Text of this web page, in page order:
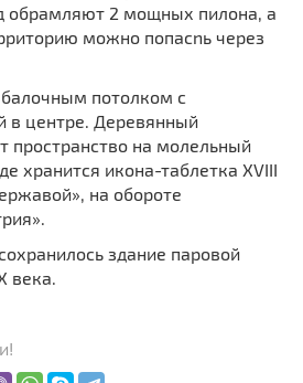
обрамляют 2 мощных пилона, а
можно попасnь через
потолком с
в центре. Деревянный
пространство на молельный
хранится икона-таблетка XVIII
на обороте
здание паровой
века.